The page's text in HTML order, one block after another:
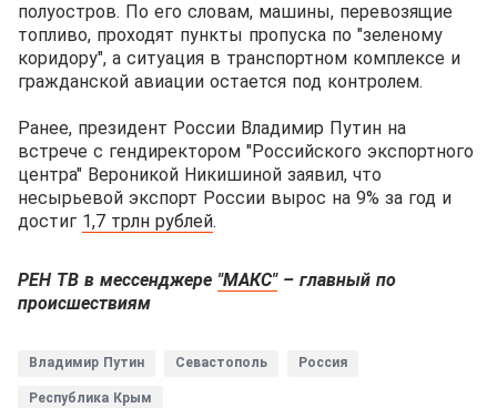
полуостров. По его словам, машины, перевозящие
топливо, проходят пункты пропуска по "зеленому
коридору", а ситуация в транспортном комплексе и
гражданской авиации остается под контролем.
Ранее, президент России Владимир Путин на
встрече с гендиректором "Российского экспортного
центра" Вероникой Никишиной заявил, что
несырьевой экспорт России вырос на 9% за год и
достиг 1,7 трлн рублей.
РЕН ТВ в мессенджере "МАКС"– главный по
происшествиям
Владимир Путин Севастополь Россия
Республика Крым